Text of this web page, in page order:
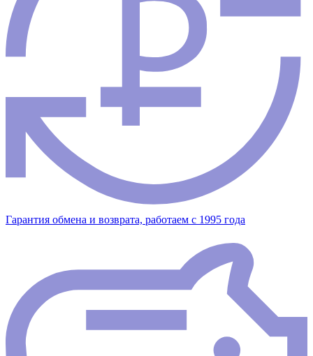
Гарантия обмена и возврата, работаем с 1995 года